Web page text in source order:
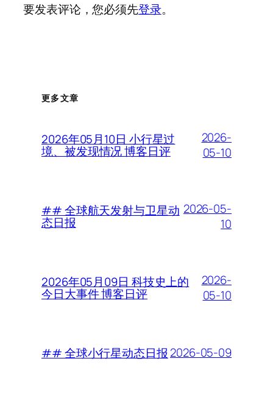
要发表评论，您必须先登录。
更多文章
2026年05月10日 小行星过
境、被发现情况 博客日评
2026-
05-10
## 全球航天发射与卫星动
态日报
2026-05-
10
2026年05月09日 科技史上的
今日大事件 博客日评
2026-
05-10
## 全球小行星动态日报2026-05-09